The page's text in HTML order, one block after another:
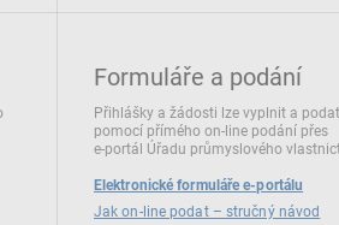
Formuláře a podání
Přihlášky a žádosti lze vyplnit a podat
pomocí přímého on‑line podání přes
e‑portál Úřadu průmyslového
Elektronické formuláře e-portálu
Jak on-line podat – stručný návod